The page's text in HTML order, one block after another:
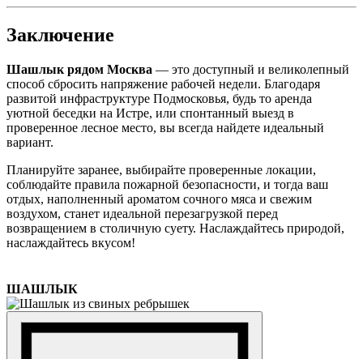
Заключение
Шашлык рядом Москва — это доступный и великолепный
способ сбросить напряжение рабочей недели. Благодаря
развитой инфраструктуре Подмосковья, будь то аренда
уютной беседки на Истре, или спонтанный выезд в
проверенное лесное место, вы всегда найдете идеальный
вариант.
Планируйте заранее, выбирайте проверенные локации,
соблюдайте правила пожарной безопасности, и тогда ваш
отдых, наполненный ароматом сочного мяса и свежим
воздухом, станет идеальной перезагрузкой перед
возвращением в столичную суету. Наслаждайтесь природой,
наслаждайтесь вкусом!
ШАШЛЫК